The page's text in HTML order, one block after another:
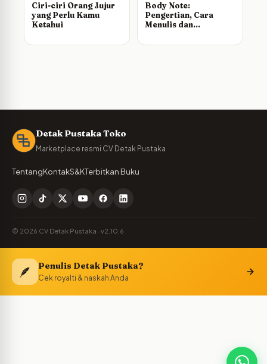
Ciri-ciri Orang Jujur
yang Perlu Kamu
Ketahui
Body Note:
Pengertian, Cara
Menulis dan
Detak Pustaka Toko
Marketplace resmi CV Detak Pustaka
TentangKontakS&KTerbitkan Buku
© 2026 CV Detak Pustaka · v2.10.6
🪶 Penulis Detak Pustaka?
Cek royalti & naskah Anda